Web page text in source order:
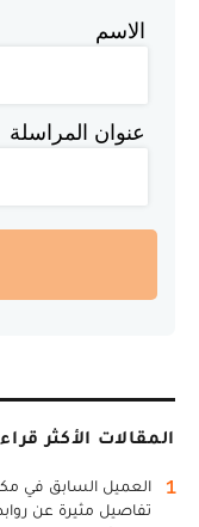
الاسم
عنوان المراسلة
المقالات الأكثر
1
العميل السابق في
تفاصيل مثيرة عن